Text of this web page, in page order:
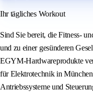
Ihr tägliches Workout
Sind Sie bereit, die Fitness-
und zu einer gesünderen
EGYM-Hardwareprodukte
für Elektrotechnik in
Antriebssysteme und